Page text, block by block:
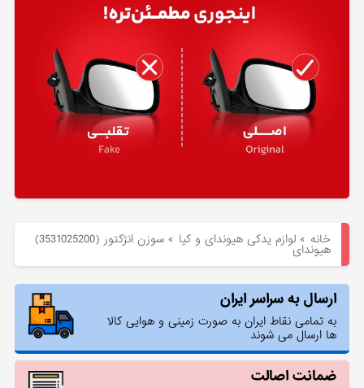
خانه »لوازم یدکی هیوندای و کیا » سوزن انژكتور (3531025200)
هیوندای
ارسال به سراسر ایران
به تمامی نقاط ایران به صورت زمینی و هوایی کالا
ها ارسال می شوند
ضمانت اصالت